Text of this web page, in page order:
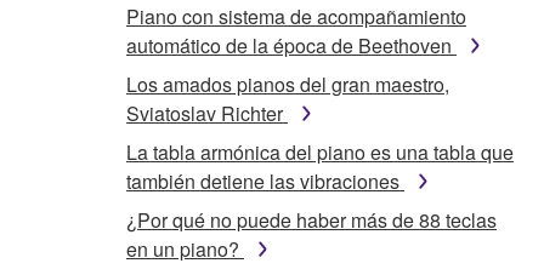
Piano con sistema de acompañamiento
automático de la época de Beethoven
Los amados pianos del gran maestro,
Sviatoslav Richter
La tabla armónica del piano es una tabla que
también detiene las vibraciones
¿Por qué no puede haber más de 88 teclas
en un piano?